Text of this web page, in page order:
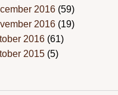
2016 (59)
2016 (19)
2016 (61)
2015 (5)